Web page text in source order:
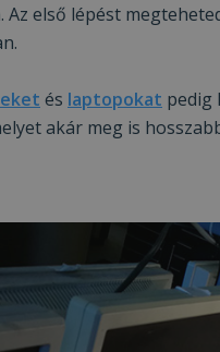
első lépést
és laptopokat pedig
akár meg is
_ga
MUID
Név
prism_612475886
__Secure-
ttcsid
frb2023